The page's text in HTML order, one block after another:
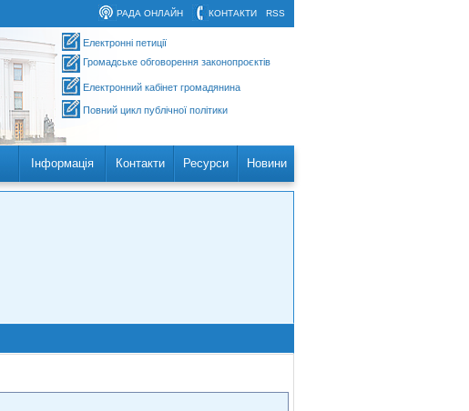
RSS
КОНТАКТИ
РАДА ОНЛАЙН
Електронні петиції
Громадське обговорення законопроєктів
Електронний кабінет громадянина
Повний цикл публічної політики
Інформація Контакти Ресурси Новини